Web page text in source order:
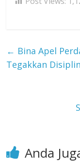
← Bina Apel
Tegakkan
Anda